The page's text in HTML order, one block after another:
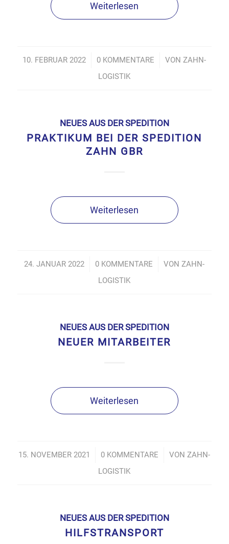
Weiterlesen
10. FEBRUAR 2022
/ 0 KOMMENTARE
/ VONZAHN-
LOGISTIK
NEUES AUS DER SPEDITION
PRAKTIKUM BEI DER SPEDITION
ZAHN GBR
Weiterlesen
24. JANUAR 2022
/ 0 KOMMENTARE
/ VONZAHN-
LOGISTIK
NEUES AUS DER SPEDITION
NEUER MITARBEITER
Weiterlesen
15. NOVEMBER 2021
/ 0 KOMMENTARE
/ VONZAHN-
LOGISTIK
NEUES AUS DER SPEDITION
HILFSTRANSPORT